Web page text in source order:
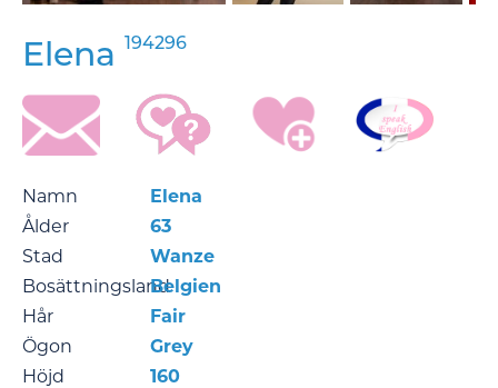
Elena 194296
Namn
Elena
Ålder
63
Stad
Wanze
BosättningslandBelgien
Hår
Fair
Ögon
Grey
Höjd
160